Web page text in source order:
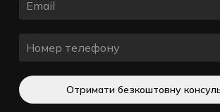
Отримати безкоштовну